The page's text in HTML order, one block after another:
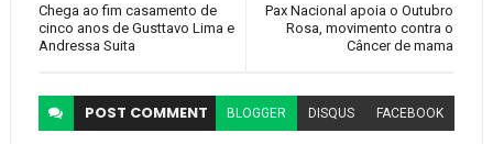
Pax Nacional apoia o Outubro
Rosa, movimento contra o
Câncer de mama
Chega ao fim casamento de
cinco anos de Gusttavo Lima e
Andressa Suita
POST COMMENT BLOGGER DISQUS FACEBOOK